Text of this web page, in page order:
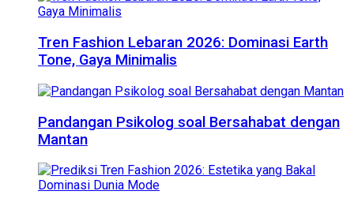
Tren Fashion Lebaran 2026: Dominasi Earth
Tone, Gaya Minimalis
Pandangan Psikolog soal Bersahabat dengan
Mantan